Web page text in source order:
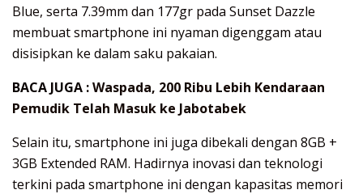
Blue, serta 7.39mm dan 177gr pada Sunset Dazzle
membuat smartphone ini nyaman digenggam atau
disisipkan ke dalam saku pakaian.
BACA JUGA :Waspada, 200 Ribu Lebih Kendaraan
Pemudik Telah Masuk ke Jabotabek
Selain itu, smartphone ini juga dibekali dengan 8GB +
3GB Extended RAM. Hadirnya inovasi dan teknologi
terkini pada smartphone ini dengan kapasitas memori